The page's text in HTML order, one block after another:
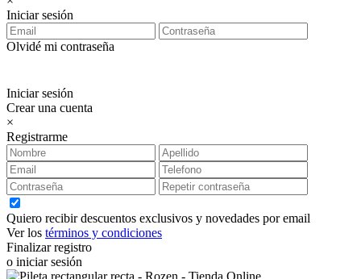
Iniciar sesión
Olvidé mi contraseña
Iniciar sesión
Crear una cuenta
×
Registrarme
Quiero recibir descuentos exclusivos y novedades por email
Ver los términos y condiciones
Finalizar registro
o iniciar sesión